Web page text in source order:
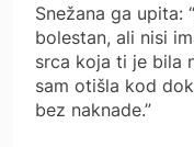
Snežana ga upita:
bolestan, ali nisi
srca koja ti je bila
sam otišla kod
bez naknade.”